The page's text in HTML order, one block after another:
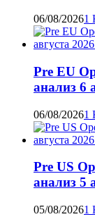
06/08/20261
Pre EU
анализ 6
06/08/20261
Pre US
анализ 5
05/08/20261